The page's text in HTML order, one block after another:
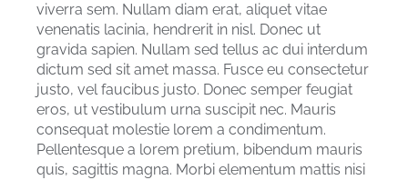
viverra sem. Nullam diam erat, aliquet vitae
venenatis lacinia, hendrerit in nisl. Donec ut
gravida sapien. Nullam sed tellus ac dui interdum
dictum sed sit amet massa. Fusce eu consectetur
justo, vel faucibus justo. Donec semper feugiat
eros, ut vestibulum urna suscipit nec. Mauris
consequat molestie lorem a condimentum.
Pellentesque a lorem pretium, bibendum mauris
quis, sagittis magna. Morbi elementum mattis nisi